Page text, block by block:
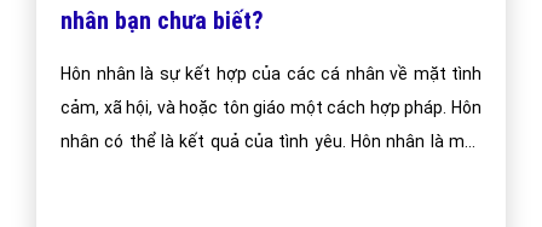
nhân bạn chưa biết?
Hôn nhân là sự kết hợp của các cá nhân về mặt tình
cảm, xã hội, và hoặc tôn giáo một cách hợp pháp. Hôn
nhân có thể là kết quả của tình yêu. Hôn nhân là một